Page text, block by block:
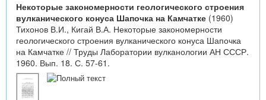
Некоторые закономерности геологического строения
вулканического конуса Шапочка на Камчатке (1960)
Тихонов В.И., Кигай В.А. Некоторые закономерности
геологического строения вулканического конуса Шапочка
на Камчатке // Труды Лаборатории вулканологии АН СССР.
1960. Вып. 18. С. 57-61.